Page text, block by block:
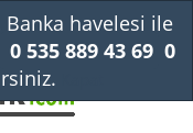
Banka havelesi ile
0 535 889 43 69 0